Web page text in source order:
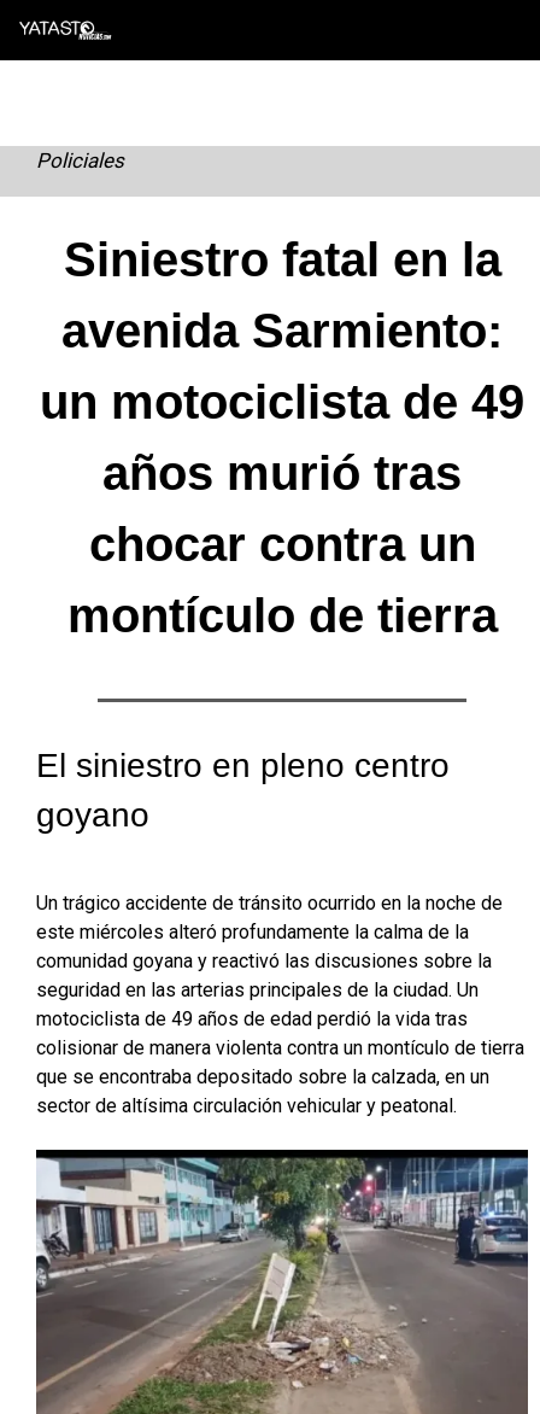
Skip
Policiales
Siniestro fatal en la
avenida Sarmiento:
un motociclista de 49
años murió tras
chocar contra un
montículo de tierra
El siniestro en pleno centro
goyano
Un trágico accidente de tránsito ocurrido en la noche de
este miércoles alteró profundamente la calma de la
comunidad goyana y reactivó las discusiones sobre la
seguridad en las arterias principales de la ciudad. Un
motociclista de 49 años de edad perdió la vida tras
colisionar de manera violenta contra un montículo de tierra
que se encontraba depositado sobre la calzada, en un
sector de altísima circulación vehicular y peatonal.